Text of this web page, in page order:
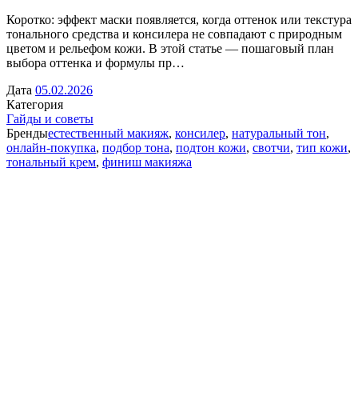
Коротко: эффект маски появляется, когда оттенок или текстура
тонального средства и консилера не совпадают с природным
цветом и рельефом кожи. В этой статье — пошаговый план
выбора оттенка и формулы пр…
Дата 05.02.2026
Категория
Гайды и советы
Брендыестественный макияж, консилер, натуральный тон,
онлайн-покупка, подбор тона, подтон кожи, свотчи, тип кожи,
тональный крем, финиш макияжа